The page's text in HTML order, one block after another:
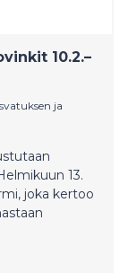
10.2.–
ja
13.
joka kertoo